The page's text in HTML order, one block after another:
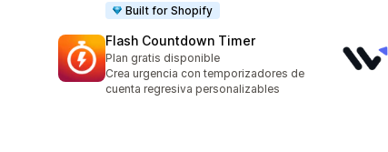
Built for Shopify
Flash Countdown Timer
Plan gratis disponible
Crea urgencia con temporizadores de
cuenta regresiva personalizables